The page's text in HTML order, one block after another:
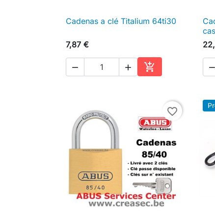
 Aperçu rapide
Cadenas a clé Titalium 64ti30
7,87 €
  
Ajouter au panier

favorite_border